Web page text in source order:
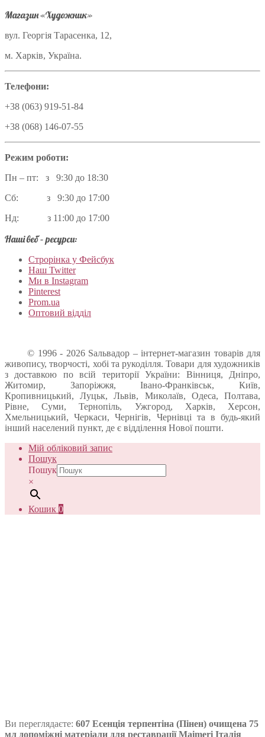
Магазин «Художник»
вул. Георгія Тарасенка, 12,
м. Харків, Україна.
Телефони:
+38 (063) 919-51-84
+38 (068) 146-07-55
Режим роботи:
Пн – пт: з 9:30 до 18:30
Сб: з 9:30 до 17:00
Нд: з 11:00 до 17:00
Наші веб – ресурси:
Строрінка у Фейсбук
Наш Twitter
Ми в Instagram
Pinterest
Prom.ua
Оптовий відділ
© 1996 - 2026 Sальвадор – інтернет-магазин товарів для
живопису, творчості, хобі та рукоділля. Товари для художників
з доставкою по всій території України: Вінниця, Дніпро,
Житомир, Запоріжжя, Івано-Франківськ, Київ,
Кропивницький, Луцьк, Львів, Миколаїв, Одеса, Полтава,
Рівне, Суми, Тернопіль, Ужгород, Харків, Херсон,
Хмельницький, Черкаси, Чернігів, Чернівці та в будь-який
інший населений пункт, де є відділення Нової пошти.
Мій обліковий запис
Пошук
Пошук
×
Кошик 0
Ви переглядаєте: 607 Есенція терпентіна (Пінен) очищена 75
мл допоміжні матеріали для реставрації Maimeri Італія